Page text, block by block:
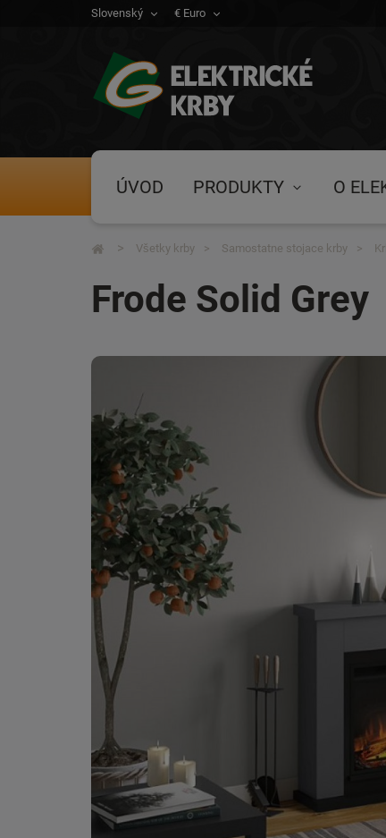
Slovenský € Euro
ÚVOD PRODUKTY O
Frode Solid Grey
Všetky krby Samostatne stojace krby